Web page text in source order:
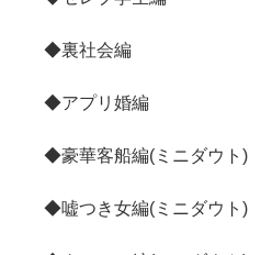
◆裏社会編
◆アプリ婚編
◆豪華客船編(ミニダウト)
◆嘘つき女編(ミニダウト)